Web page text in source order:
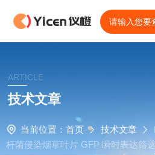
ARTICLE
技术文章
当前位置： 首页 技术文章
杆菌侵染烟草叶片 GFP 瞬时表达筛